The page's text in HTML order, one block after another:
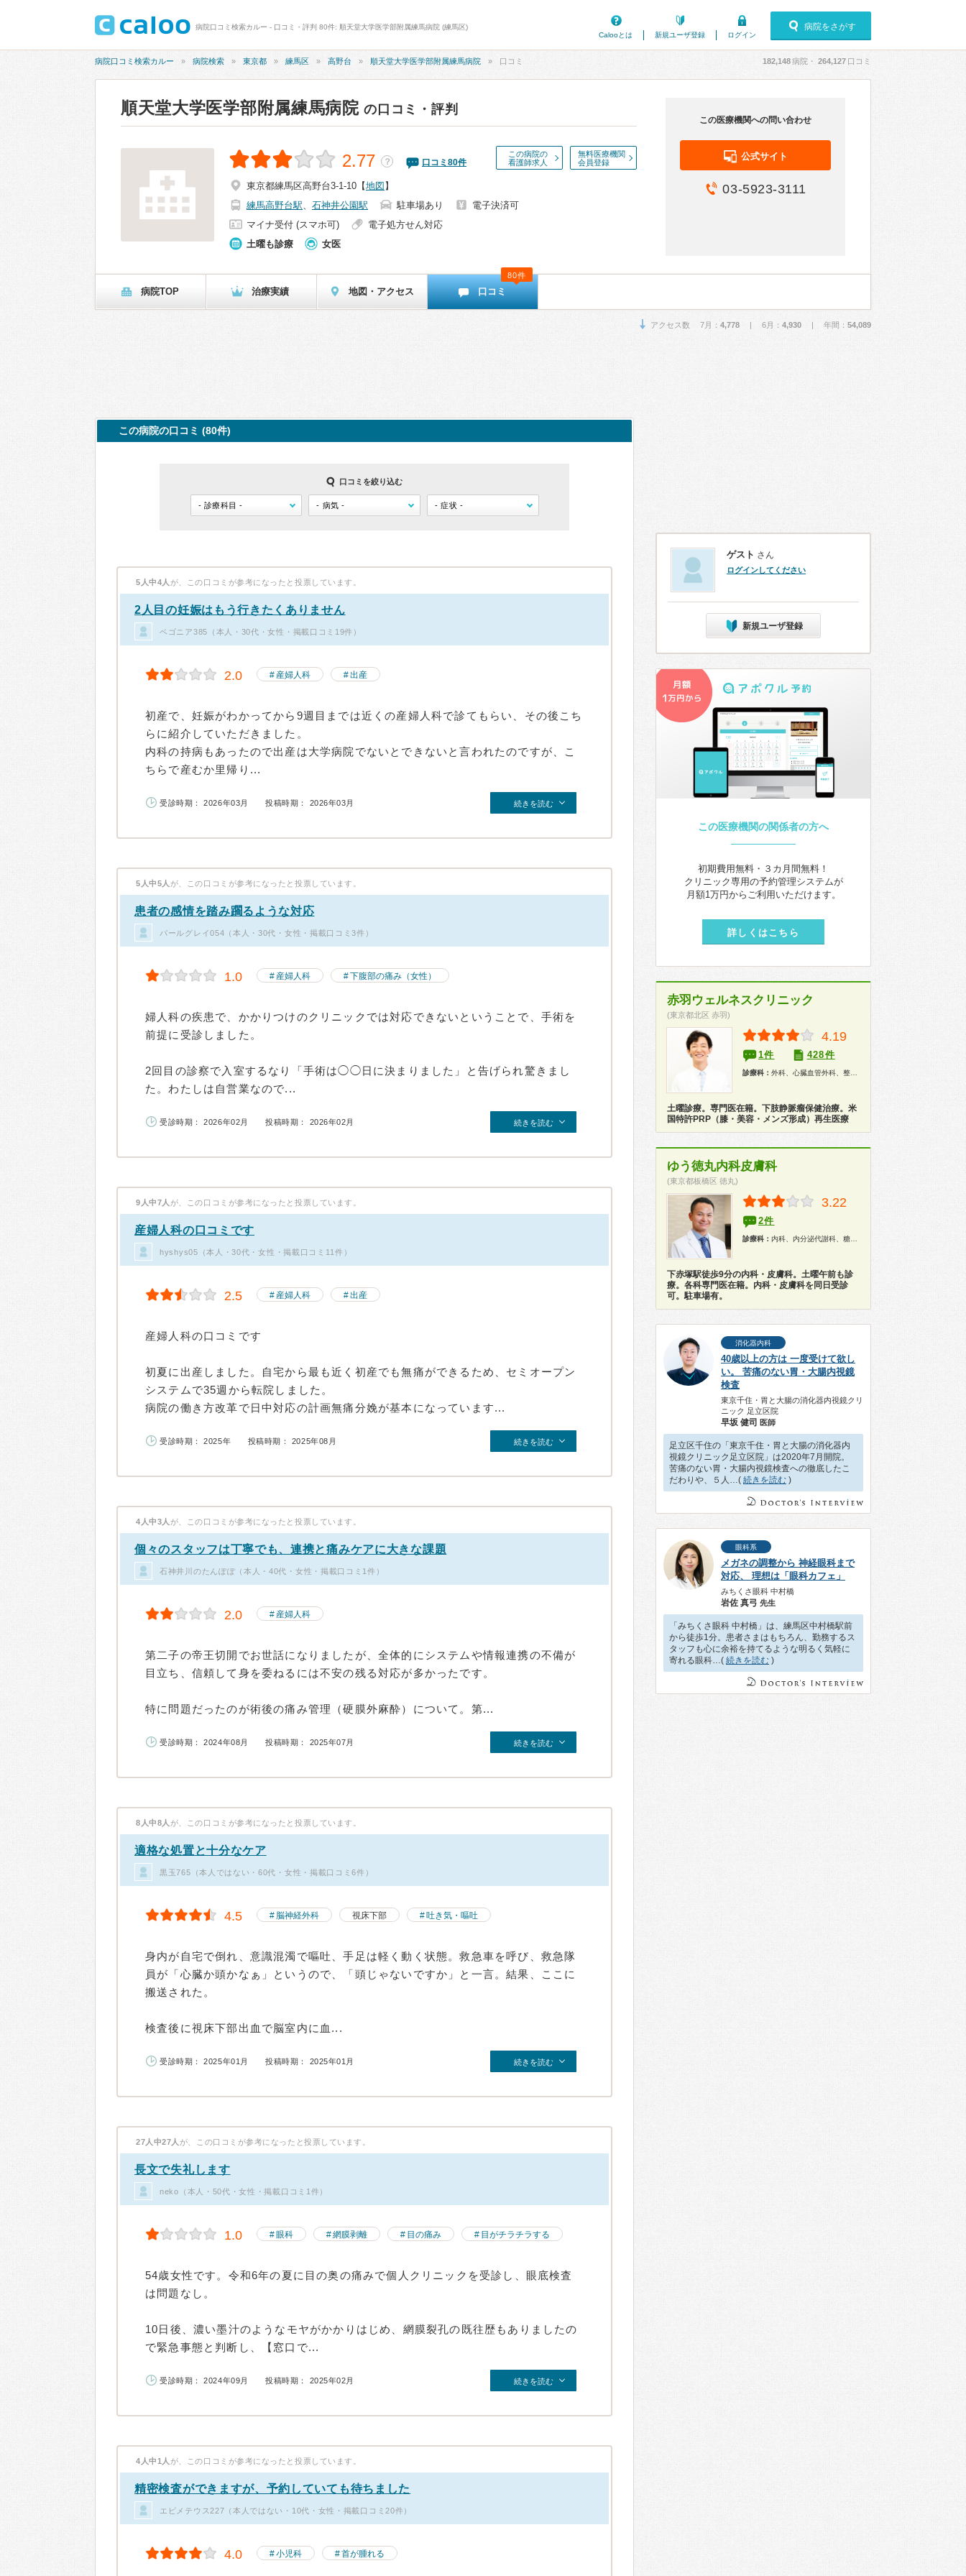
病院口コミ検索カルー - 口コミ・評判 80件: 順天堂大学医学部附属練馬病院 (練馬区)
Calooとは
新規ユーザ登録 ログイン
病院をさがす
病院口コミ検索カルー 病院検索 東京都 練馬区 高野台 順天堂大学医学部附属練馬病院 口コミ 182,148病院・ 264,127 口コミ
順天堂大学医学部附属練馬病院 の口コミ・評判
この病院の
看護師求人
無料医療機関
会員登録
2.77 ？ 口コミ 80件
東京都練馬区高野台3-1-10 【地図 】
練馬高野台駅、 石神井公園駅 駐車場あり
電子決済可
マイナ受付 (スマホ可)
電子処方せん対応
土曜も診療
女医
この医療機関への問い合わせ
公式サイト
03-5923-3111
病院TOP 治療実績 地図・アクセス 口コミ
80件
アクセス数 7月： 4,778 | 6月： 4,930 | 年間： 54,089
この病院の口コミ (80件)
口コミを絞り込む
5人中4人 が、この口コミが参考になったと投票しています。
2人目の妊娠はもう行きたくありません
ベゴニア385（本人・30代・女性・掲載口コミ19件）
2.0 産婦人科 出産
初産で、妊娠がわかってから9週目までは近くの産婦人科で診てもらい、その後こち
らに紹介していただきました。
内科の持病もあったので出産は大学病院でないとできないと言われたのですが、こ
ちらで産むか里帰り...
受診時期： 2026年03月 投稿時期： 2026年03月 続きを読む
5人中5人 が、この口コミが参考になったと投票しています。
患者の感情を踏み躙るような対応
パールグレイ054（本人・30代・女性・掲載口コミ3件）
1.0 産婦人科 下腹部の痛み（女性）
婦人科の疾患で、かかりつけのクリニックでは対応できないということで、手術を
前提に受診しました。
2回目の診察で入室するなり「手術は◯◯日に決まりました」と告げられ驚きまし
た。わたしは自営業なので...
受診時期： 2026年02月 投稿時期： 2026年02月 続きを読む
9人中7人 が、この口コミが参考になったと投票しています。
産婦人科の口コミです
hyshys05（本人・30代・女性・掲載口コミ11件）
2.5 産婦人科 出産
産婦人科の口コミです
初夏に出産しました。自宅から最も近く初産でも無痛ができるため、セミオープン
システムで35週から転院しました。
病院の働き方改革で日中対応の計画無痛分娩が基本になっています...
受診時期： 2025年 投稿時期： 2025年08月 続きを読む
4人中3人 が、この口コミが参考になったと投票しています。
個々のスタッフは丁寧でも、連携と痛みケアに大きな課題
石神井川のたんぽぽ（本人・40代・女性・掲載口コミ1件）
2.0 産婦人科
第二子の帝王切開でお世話になりましたが、全体的にシステムや情報連携の不備が
目立ち、信頼して身を委ねるには不安の残る対応が多かったです。
特に問題だったのが術後の痛み管理（硬膜外麻酔）について。第...
受診時期： 2024年08月 投稿時期： 2025年07月 続きを読む
8人中8人 が、この口コミが参考になったと投票しています。
適格な処置と十分なケア
黒玉765（本人ではない・60代・女性・掲載口コミ6件）
4.5 脳神経外科 視床下部 吐き気・嘔吐
身内が自宅で倒れ、意識混濁で嘔吐、手足は軽く動く状態。救急車を呼び、救急隊
員が「心臓か頭かなぁ」というので、「頭じゃないですか」と一言。結果、ここに
搬送された。
検査後に視床下部出血で脳室内に血...
受診時期： 2025年01月 投稿時期： 2025年01月 続きを読む
27人中27人 が、この口コミが参考になったと投票しています。
長文で失礼します
neko（本人・50代・女性・掲載口コミ1件）
1.0 眼科 網膜剥離 目の痛み 目がチラチラする
54歳女性です。令和6年の夏に目の奥の痛みで個人クリニックを受診し、眼底検査
は問題なし。
10日後、濃い墨汁のようなモヤがかかりはじめ、網膜裂孔の既往歴もありましたの
で緊急事態と判断し、【窓口で...
受診時期： 2024年09月 投稿時期： 2025年02月 続きを読む
4人中1人 が、この口コミが参考になったと投票しています。
精密検査ができますが、予約していても待ちました
エピメテウス227（本人ではない・10代・女性・掲載口コミ20件）
4.0 小児科 首が腫れる
ゲスト さん
ログインしてください
新規ユーザ登録
この医療機関の関係者の方へ
初期費用無料・３カ月間無料！
クリニック専用の予約管理システムが
月額1万円からご利用いただけます。
詳しくはこちら
赤羽ウェルネスクリニック
(東京都北区 赤羽)
4.19
1件 428件
診療科： 外科、心臓血管外科、整形外科
土曜診療。専門医在籍。下肢静脈瘤保健治療。米
国特許PRP（膝・美容・メンズ形成）再生医療
ゆう徳丸内科皮膚科
(東京都板橋区 徳丸)
3.22
2件
診療科： 内科、内分泌代謝科、糖尿病科、腎臓内科、皮膚科、美容皮膚科、健康診断、在宅医療
下赤塚駅徒歩9分の内科・皮膚科。土曜午前も診
療。各科専門医在籍。内科・皮膚科を同日受診
可。駐車場有。
消化器内科
40歳以上の方は 一度受けて欲し
い。 苦痛のない胃・大腸内視鏡
検査
東京千住・胃と大腸の消化器内視鏡クリ
ニック 足立区院
早坂 健司 医師
足立区千住の「東京千住・胃と大腸の消化器内
視鏡クリニック足立区院」は2020年7月開院。
苦痛のない胃・大腸内視鏡検査への徹底したこ
だわりや、５人…( 続きを読む )
眼科系
メガネの調整から 神経眼科まで
対応、 理想は「眼科カフェ」
みちくさ眼科 中村橋
岩佐 真弓 先生
「みちくさ眼科 中村橋」は、練馬区中村橋駅前
から徒歩1分。患者さまはもちろん、勤務するス
タッフも心に余裕を持てるような明るく気軽に
寄れる眼科…( 続きを読む )